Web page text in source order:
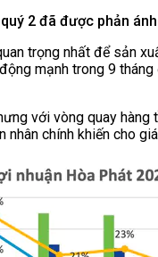
2 đã được phản
trọng nhất để sản
mạnh trong 9
với vòng quay
nhân chính khiến cho